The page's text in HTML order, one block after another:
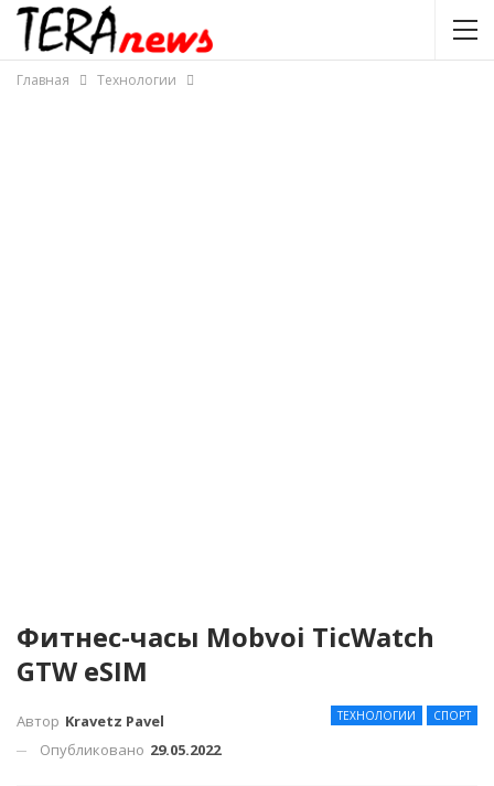
Главная Технологии
Фитнес-часы Mobvoi TicWatch
GTW eSIM
ТЕХНОЛОГИИ СПОРТ
Автор Kravetz Pavel
Опубликовано 29.05.2022